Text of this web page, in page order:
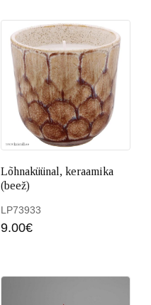
Lisa korvi
Lõhnaküünal, keraamika
(beež)
LP73933
9.00€